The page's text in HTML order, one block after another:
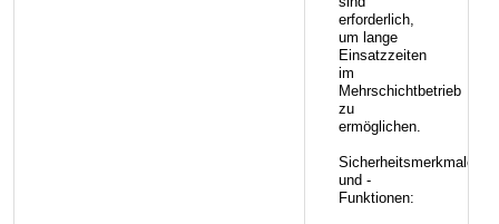
erforderlich,
um lange
Einsatzzeiten
im
Mehrschichtbetrieb
zu
ermöglichen.
Sicherheitsmerkmale
und -
Funktionen: